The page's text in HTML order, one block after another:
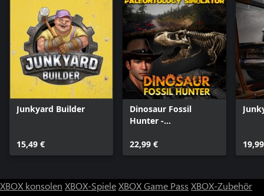
Junkyard Builder
15,49 €
Dinosaur Fossil
Hunter -
Simulator
22,99 €
XBOX konsolen XBOX-SpieleXBOX Game Pass XBOX-Zubehör